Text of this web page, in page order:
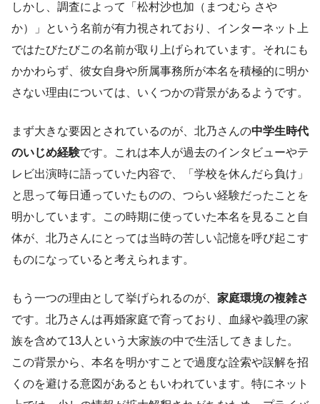
しかし、調査によって「松村沙也加（まつむら さや
か）」という名前が有力視されており、インターネット上
ではたびたびこの名前が取り上げられています。それにも
かかわらず、彼女自身や所属事務所が本名を積極的に明か
さない理由については、いくつかの背景があるようです。
まず大きな要因とされているのが、北乃さんの中学生時代
のいじめ経験です。これは本人が過去のインタビューやテ
レビ出演時に語っていた内容で、「学校を休んだら負け」
と思って毎日通っていたものの、つらい経験だったことを
明かしています。この時期に使っていた本名を見ること自
体が、北乃さんにとっては当時の苦しい記憶を呼び起こす
ものになっていると考えられます。
もう一つの理由として挙げられるのが、 家庭環境の複雑さ
です。北乃さんは再婚家庭で育っており、血縁や義理の家
族を含めて13人という大家族の中で生活してきました。
この背景から、本名を明かすことで過度な詮索や誤解を招
くのを避ける意図があるともいわれています。特にネット